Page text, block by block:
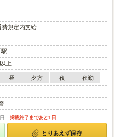
規定内支給
駅
上
昼 夕方 夜
夜勤
掲載終了まであと1日
とりあえず保存